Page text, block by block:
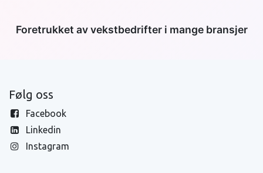
Foretrukket av vekstbedrifter i mange bransjer
Følg oss
Facebook
Linkedin
Instagram